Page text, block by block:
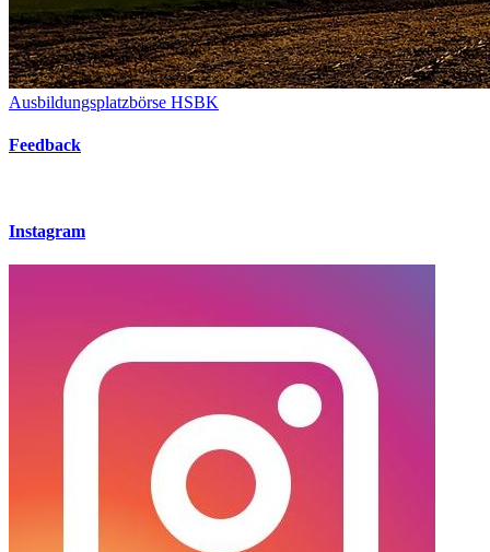
Ausbildungsplatzbörse HSBK
Feedback
Instagram